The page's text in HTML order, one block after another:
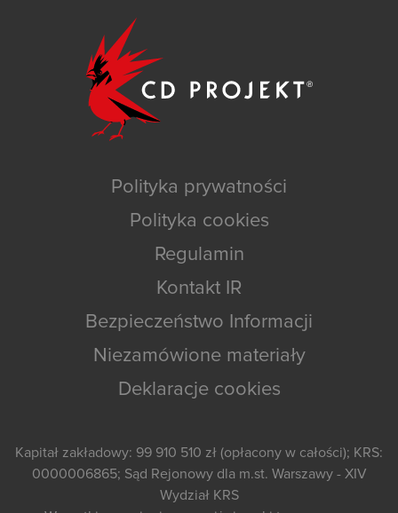
Polityka prywatności
Polityka cookies
Regulamin
Kontakt IR
Bezpieczeństwo Informacji
Niezamówione materiały
Deklaracje cookies
Kapitał zakładowy: 99 910 510 zł (opłacony w całości); KRS:
0000006865; Sąd Rejonowy dla m.st. Warszawy - XIV
Wydział KRS